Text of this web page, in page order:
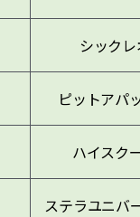
シック
ピットアパ
ハイスク
ステラユニバ